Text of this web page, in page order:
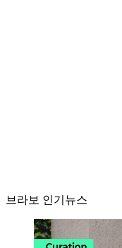
브라보 인기뉴스